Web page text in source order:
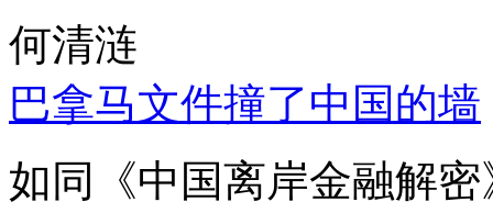
何清涟
巴拿马文件撞了中国的墙
如同《中国离岸金融解